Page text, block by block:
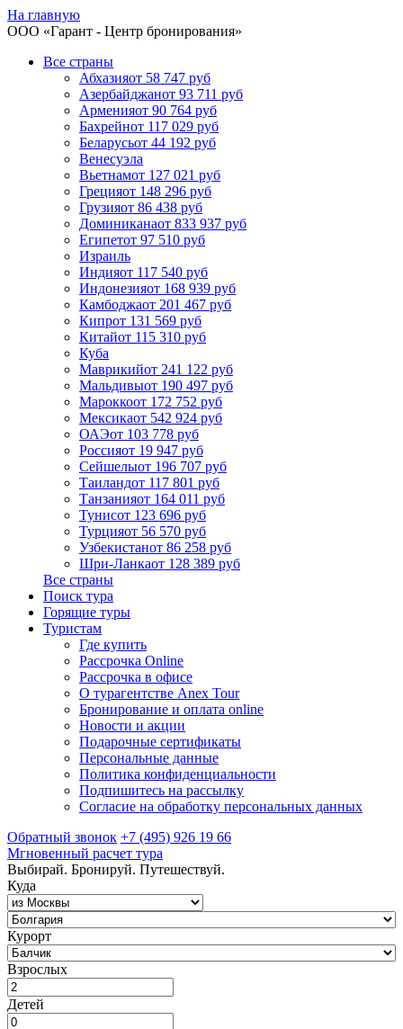
На главную
ООО «Гарант - Центр бронирования»
Все страны
Абхазияот 58 747 руб
Азербайджанот 93 711 руб
Арменияот 90 764 руб
Бахрейнот 117 029 руб
Беларусьот 44 192 руб
Венесуэла
Вьетнамот 127 021 руб
Грецияот 148 296 руб
Грузияот 86 438 руб
Доминиканаот 833 937 руб
Египетот 97 510 руб
Израиль
Индияот 117 540 руб
Индонезияот 168 939 руб
Камбоджаот 201 467 руб
Кипрот 131 569 руб
Китайот 115 310 руб
Куба
Маврикийот 241 122 руб
Мальдивыот 190 497 руб
Мароккоот 172 752 руб
Мексикаот 542 924 руб
ОАЭот 103 778 руб
Россияот 19 947 руб
Сейшелыот 196 707 руб
Таиландот 117 801 руб
Танзанияот 164 011 руб
Тунисот 123 696 руб
Турцияот 56 570 руб
Узбекистанот 86 258 руб
Шри-Ланкаот 128 389 руб
Все страны
Поиск тура
Горящие туры
Туристам
Где купить
Рассрочка Online
Рассрочка в офисе
О турагентстве Anex Tour
Бронирование и оплата online
Новости и акции
Подарочные сертификаты
Персональные данные
Политика конфиденциальности
Подпишитесь на рассылку
Согласие на обработку персональных данных
Обратный звонок +7 (495) 926 19 66
Мгновенный расчет тура
Выбирай. Бронируй. Путешествуй.
Куда
Курорт
Взрослых
Детей